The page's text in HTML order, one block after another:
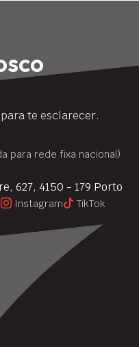
te esclarecer.
para rede fixa nacional)
627, 4150 - 179 Porto
Instagram TikTok